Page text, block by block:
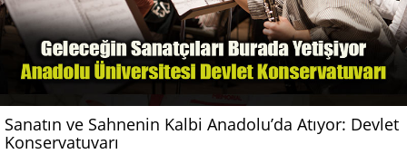
Sanatın ve Sahnenin Kalbi Anadolu’da Atıyor: Devlet
Konservatuvarı